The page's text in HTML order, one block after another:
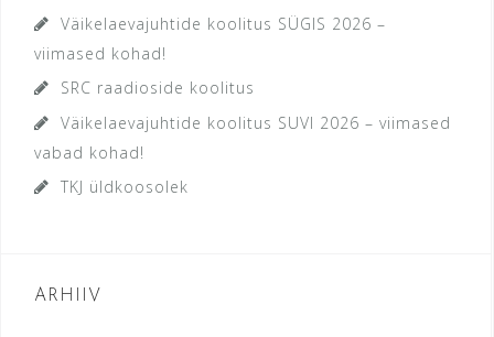
Väikelaevajuhtide koolitus SÜGIS 2026 –
viimased kohad!
SRC raadioside koolitus
Väikelaevajuhtide koolitus SUVI 2026 – viimased
vabad kohad!
TKJ üldkoosolek
ARHIIV